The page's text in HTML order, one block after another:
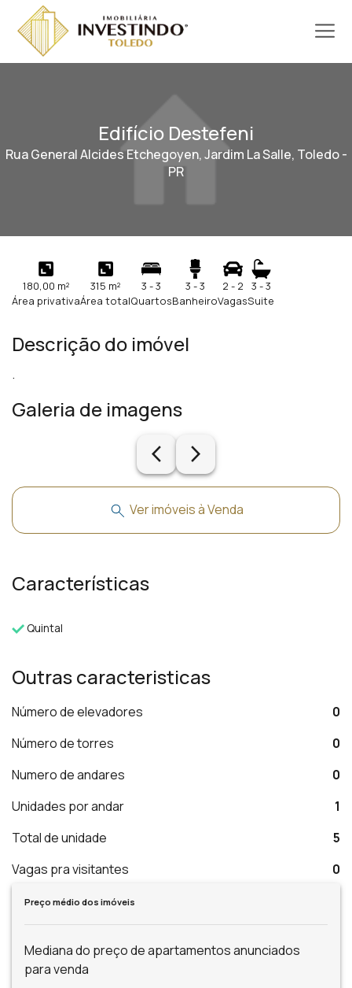
Edifício Destefeni
Rua General Alcides Etchegoyen, Jardim La Salle, Toledo -
PR
180,00 m²
Área privativa
315 m²
Área total
3 - 3
Quartos
3 - 3
Banheiro
2 - 2
Vagas
3 - 3
Suite
Descrição do imóvel
.
Galeria de imagens
arrow_back_ios_new arrow_forward_ios
Ver imóveis à Venda
Características
Quintal
Outras caracteristicas
Número de elevadores
0
Número de torres
0
Numero de andares
0
Unidades por andar
1
Total de unidade
5
Vagas pra visitantes
0
Preço médio dos imóveis
Mediana do preço de apartamentos anunciados
para venda